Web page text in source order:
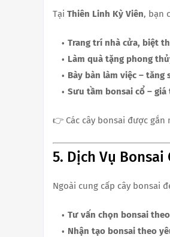
Tại Thiên Linh Kỳ Viên, bạn
Trang trí nhà cửa, biệt
Làm quà tặng phong
Bày bàn làm việc –
Sưu tầm bonsai cổ –
👉 Các cây bonsai được
5. Dịch Vụ
Ngoài cung cấp cây bonsai
Tư vấn chọn bonsai
Nhận tạo bonsai theo